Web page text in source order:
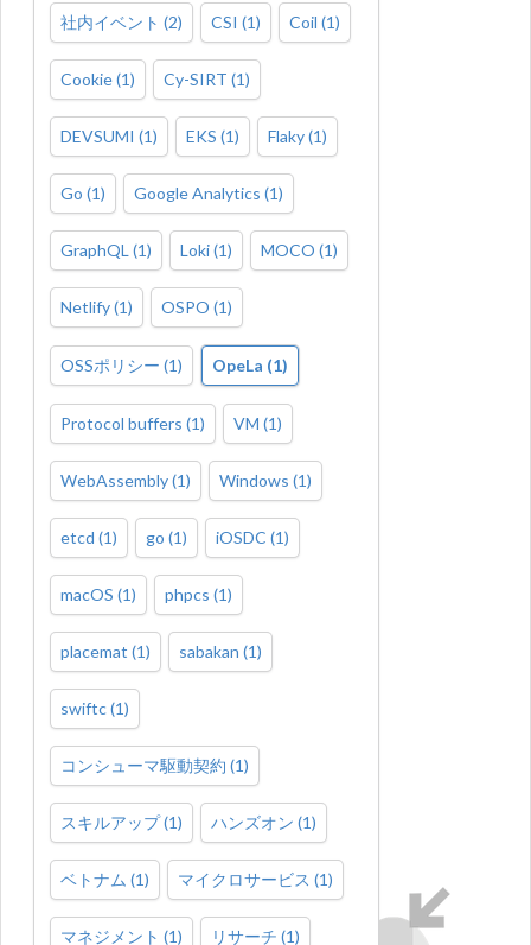
社内イベント (2) CSI (1) Coil (1)
Cookie(1) Cy-SIRT (1)
DEVSUMI (1) EKS (1) Flaky(1)
Go (1) Google Analytics (1)
GraphQL (1) Loki(1) MOCO (1)
Netlify(1) OSPO (1)
OSSポリシー (1) OpeLa (1)
Protocol buffers (1) VM (1)
WebAssembly(1) Windows (1)
etcd (1) go (1) iOSDC (1)
macOS (1) phpcs (1)
placemat (1) sabakan (1)
swiftc(1)
コンシューマ駆動契約 (1)
スキルアップ(1) ハンズオン (1)
ベトナム (1) マイクロサービス (1)
マネジメント (1) リサーチ (1)